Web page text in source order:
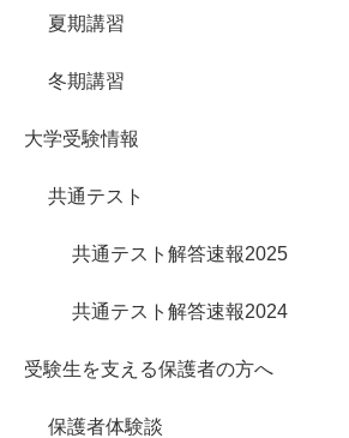
夏期講習
冬期講習
大学受験情報
共通テスト
共通テスト解答速報2025
共通テスト解答速報2024
受験生を支える保護者の方へ
保護者体験談